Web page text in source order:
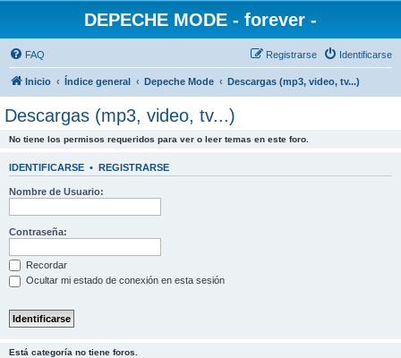
DEPECHE MODE - forever -
FAQ Identificarse
Registrarse
Inicio Índice general Depeche Mode Descargas (mp3, video, tv...)
Descargas (mp3, video, tv...)
No tiene los permisos requeridos para ver o leer temas en este foro.
IDENTIFICARSE • REGISTRARSE
Nombre de Usuario:
Contraseña:
Recordar
Ocultar mi estado de conexión en esta sesión
Está categoría no tiene foros.